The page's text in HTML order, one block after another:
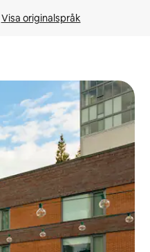
Visa originalspråk